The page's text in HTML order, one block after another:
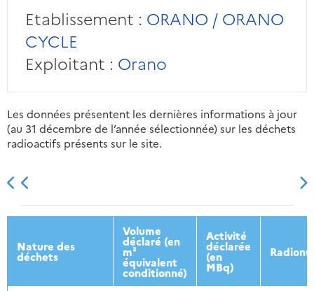
Etablissement : ORANO / ORANO
CYCLE
Exploitant : Orano
Les données présentent les dernières informations à jour
(au 31 décembre de l’année sélectionnée) sur les déchets
radioactifs présents sur le site.
2013 2014 2015 2016
Nature des
déchets
Volume
déclaré (en
m³
équivalent
conditionné)
Activité
déclarée
(en
MBq)